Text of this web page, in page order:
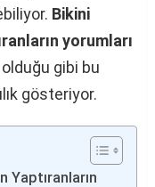
Bikini
yorumları
gibi bu
gösteriyor.
Yaptıranların